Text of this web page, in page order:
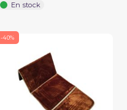
En stock
-40%